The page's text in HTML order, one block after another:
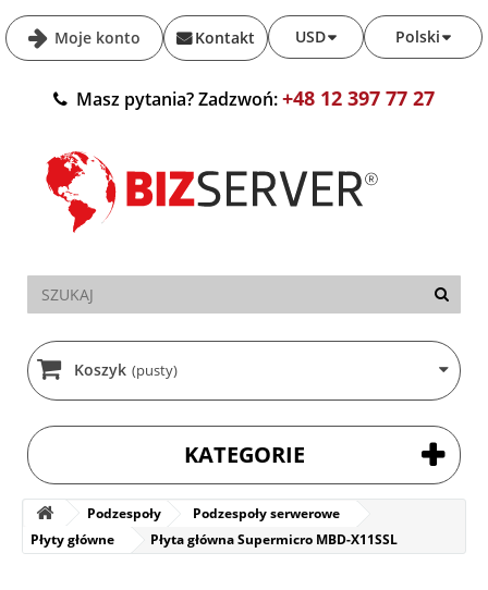
Moje konto Polski
USD
Kontakt
Masz pytania? Zadzwoń:+48 12 397 77 27
Koszyk (pusty)
KATEGORIE
Podzespoły
Podzespoły serwerowe
Płyty główne
Płyta główna Supermicro MBD-X11SSL